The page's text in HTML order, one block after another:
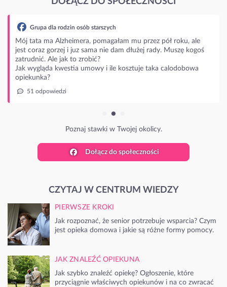
Grupa dla rodzin osób starszych
Mój tata ma Alzheimera, pomagałam mu przez pół roku, ale
jest coraz gorzej i juz sama nie dam dłużej rady. Muszę kogoś
zatrudnić. Ale jak to zrobić?
Jak wygląda kwestia umowy i ile kosztuje taka calodobowa
opiekunka?
51 odpowiedzi
Poznaj stawki w Twojej okolicy.
Dołącz do społeczności
CZYTAJ W CENTRUM WIEDZY
PIERWSZE KROKI
Jak rozpoznać, że senior potrzebuje wsparcia? Czym
jest opieka domowa i jakie są różne formy pomocy.
JAK ZNALEŹĆ OPIEKUNA
Jak szybko znaleźć opiekę? Ogłoszenie, które
przyciągnie właściwych opiekunów i na co zwracać